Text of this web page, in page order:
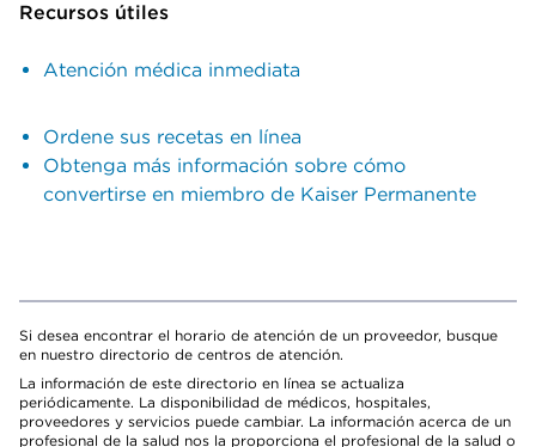
Recursos útiles
Atención médica inmediata
Ordene sus recetas en línea
Obtenga más información sobre cómo
convertirse en miembro de Kaiser Permanente
Si desea encontrar el horario de atención de un proveedor, busque
en nuestro directorio de centros de atención.
La información de este directorio en línea se actualiza
periódicamente. La disponibilidad de médicos, hospitales,
proveedores y servicios puede cambiar. La información acerca de un
profesional de la salud nos la proporciona el profesional de la salud o